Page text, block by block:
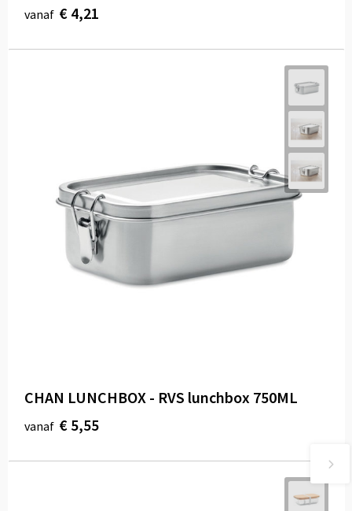
vanaf € 4,21
CHAN LUNCHBOX - RVS lunchbox 750ML
vanaf € 5,55